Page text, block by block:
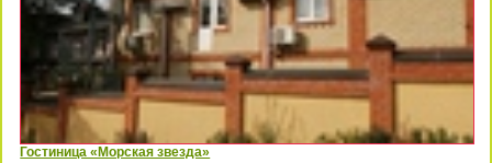
Гостиница «Морская звезда»